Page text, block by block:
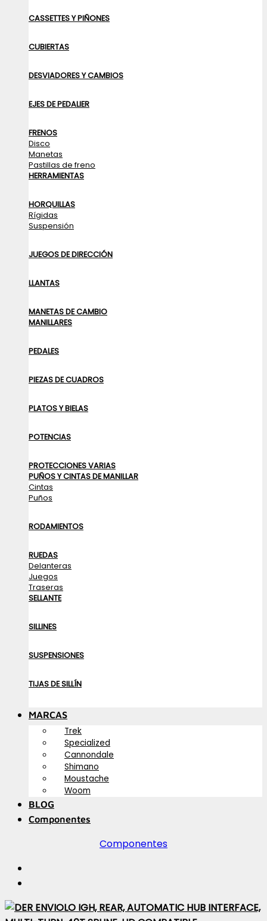
CASSETTES Y PIÑONES
CUBIERTAS
DESVIADORES Y CAMBIOS
EJES DE PEDALIER
FRENOS
Disco
Manetas
Pastillas de freno
HERRAMIENTAS
HORQUILLAS
Rígidas
Suspensión
JUEGOS DE DIRECCIÓN
LLANTAS
MANETAS DE CAMBIO
MANILLARES
PEDALES
PIEZAS DE CUADROS
PLATOS Y BIELAS
POTENCIAS
PROTECCIONES VARIAS
PUÑOS Y CINTAS DE MANILLAR
Cintas
Puños
RODAMIENTOS
RUEDAS
Delanteras
Juegos
Traseras
SELLANTE
SILLINES
SUSPENSIONES
TIJAS DE SILLÍN
MARCAS
Trek
Specialized
Cannondale
Shimano
Moustache
Woom
BLOG
Componentes
Componentes